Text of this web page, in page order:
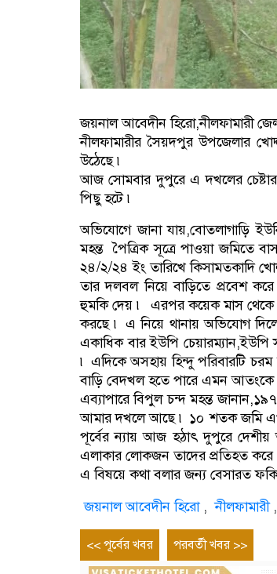
জয়নাল আবেদীন হিরো,নীলফামারী
নীলফামারীর সৈয়দপুর উপজেলার
উঠেছে ৷
আজ সোমবার দুপুরে এ দখলের চেষ্টার
পিছু হটে ৷
অভিযোগে জানা যায়,বোতলাগাড়ি
মহন্ত পৈত্রিক সূত্রে পাওয়া জমিতে
২৪/২/২৪ ইং তারিখে কিসামতকাদি
তার দলবল নিয়ে বাড়িতে প্রবেশ
হুমকি দেয় ৷ এরপর কয়েক মাস থেকে
করছে ৷ এ নিয়ে থানায় অভিযোগ
একাধিক বার ইউপি চেয়ারম্যান,ইউপি
৷ এদিকে অসহায় হিন্দু পরিবারটি
বাড়ি বেদখল হতে পারে এমন আতংকে
এব্যাপারে বিপুল চন্দ মহন্ত
আমার দখলে আছে ৷ ১০ শতক জমি
পূর্বের ন্যায় আজ হঠাৎ দুপুরে দেশীয়
এলাকার লোকজন তাদের প্রতিহত করে
এ বিষয়ে কথা বলার জন্য বেসারত
জয়নাল আবেদীন হিরো ,নীলফামারী
Post
<< পূর্বের খবর
Previous
entry
পরবর্তী খবর >>